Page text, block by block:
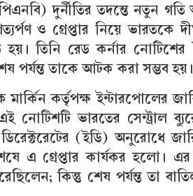
দুর্নীতির তদন্তে নতুন
ও গ্রেপ্তার নিয়ে ভারতকে
তিনি রেড কর্নার নোটিশের
পর্যন্ত তাকে আটক করা সম্ভব হয়।
কর্তৃপক্ষ ইন্টারপোলের
নোটিশটি ভারতের সেন্ট্রাল
(ইডি) অনুরোধে
এ গ্রেপ্তার কার্যকর হলো।
কিন্তু শেষ পর্যন্ত তা